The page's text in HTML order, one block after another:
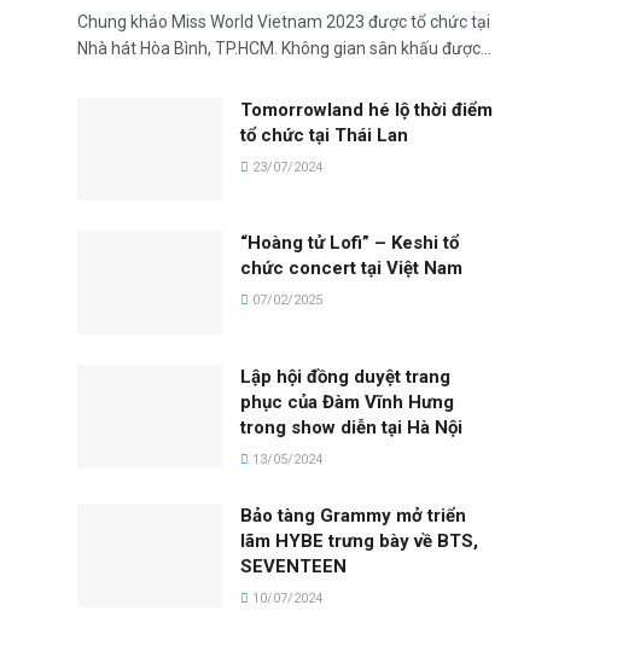
Chung khảo Miss World Vietnam 2023 được tổ chức tại
Nhà hát Hòa Bình, TP.HCM. Không gian sân khấu được...
Tomorrowland hé lộ thời điểm
tổ chức tại Thái Lan
23/07/2024
“Hoàng tử Lofi” – Keshi tổ
chức concert tại Việt Nam
07/02/2025
Lập hội đồng duyệt trang
phục của Đàm Vĩnh Hưng
trong show diễn tại Hà Nội
13/05/2024
Bảo tàng Grammy mở triển
lãm HYBE trưng bày về BTS,
SEVENTEEN
10/07/2024